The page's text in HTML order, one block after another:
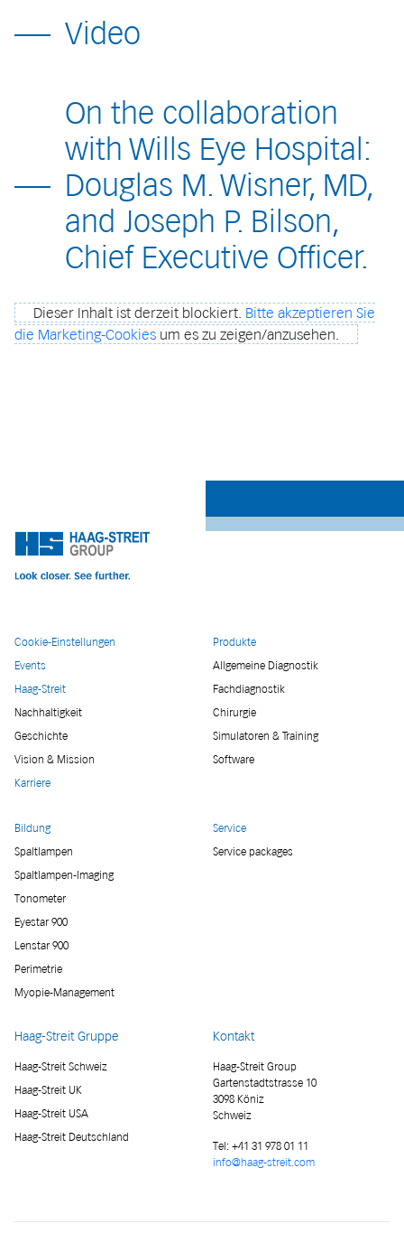
Video
On the collaboration
with Wills Eye Hospital:
Douglas M. Wisner, MD,
and Joseph P. Bilson,
Chief Executive Officer.
Dieser Inhalt ist derzeit blockiert. Bitte akzeptieren Sie
die Marketing-Cookies um es zu zeigen/anzusehen.
Cookie-Einstellungen
Events
Haag-Streit
Nachhaltigkeit
Geschichte
Vision & Mission
Karriere
Produkte
Allgemeine Diagnostik
Fachdiagnostik
Chirurgie
Simulatoren & Training
Software
Bildung
Spaltlampen
Spaltlampen-Imaging
Tonometer
Eyestar 900
Lenstar 900
Perimetrie
Myopie-Management
Service
Service packages
Haag-Streit Gruppe
Haag-Streit Schweiz
Haag-Streit UK
Haag-Streit USA
Haag-Streit Deutschland
Kontakt
Haag-Streit Group
Gartenstadtstrasse 10
3098 Köniz
Schweiz
Tel: +41 31 978 01 11
info@haag-streit.com